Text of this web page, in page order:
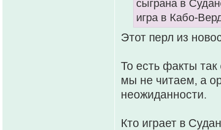
сыграна в
игра в Кабо-
Этот перл из
То есть факты так
мы не читаем, а
неожиданности.
Кто играет в